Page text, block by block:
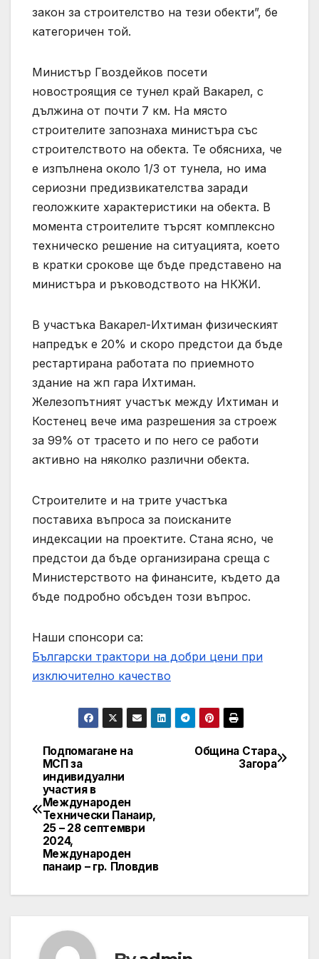
закон за строителство на тези обекти”, бе
категоричен той.
Министър Гвоздейков посети
новостроящия се тунел край Вакарел, с
дължина от почти 7 км. На място
строителите запознаха министъра със
строителството на обекта. Те обясниха, че
е изпълнена около 1/3 от тунела, но има
сериозни предизвикателства заради
геоложките характеристики на обекта. В
момента строителите търсят комплексно
техническо решение на ситуацията, което
в кратки срокове ще бъде представено на
министъра и ръководството на НКЖИ.
В участъка Вакарел-Ихтиман физическият
напредък е 20% и скоро предстои да бъде
рестартирана работата по приемното
здание на жп гара Ихтиман.
Железопътният участък между Ихтиман и
Костенец вече има разрешения за строеж
за 99% от трасето и по него се работи
активно на няколко различни обекта.
Строителите и на трите участъка
поставиха въпроса за поисканите
индексации на проектите. Стана ясно, че
предстои да бъде организирана среща с
Министерството на финансите, където да
бъде подробно обсъден този въпрос.
Наши спонсори са:
Български трактори на добри цени при
изключително качество
Post
navigation
Община Стара
Загора
Подпомагане на
МСП за
индивидуални
участия в
Международен
Технически Панаир,
25 – 28 септември
2024,
Международен
панаир – гр. Пловдив